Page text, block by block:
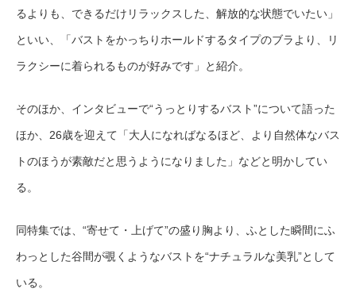
るよりも、できるだけリラックスした、解放的な状態でいたい」
といい、「バストをかっちりホールドするタイプのブラより、リ
ラクシーに着られるものが好みです」と紹介。
そのほか、インタビューで“うっとりするバスト”について語った
ほか、26歳を迎えて「大人になればなるほど、より自然体なバス
トのほうが素敵だと思うようになりました」などと明かしてい
る。
同特集では、“寄せて・上げて”の盛り胸より、ふとした瞬間にふ
わっとした谷間が覗くようなバストを“ナチュラルな美乳”として
いる。